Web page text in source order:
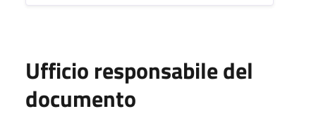
Ufficio responsabile del
documento